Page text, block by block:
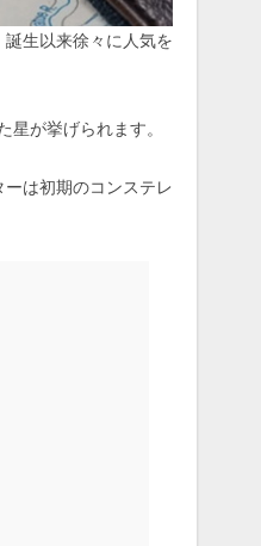
生以来徐々に人気を
が挙げられます。
は初期のコンステレ